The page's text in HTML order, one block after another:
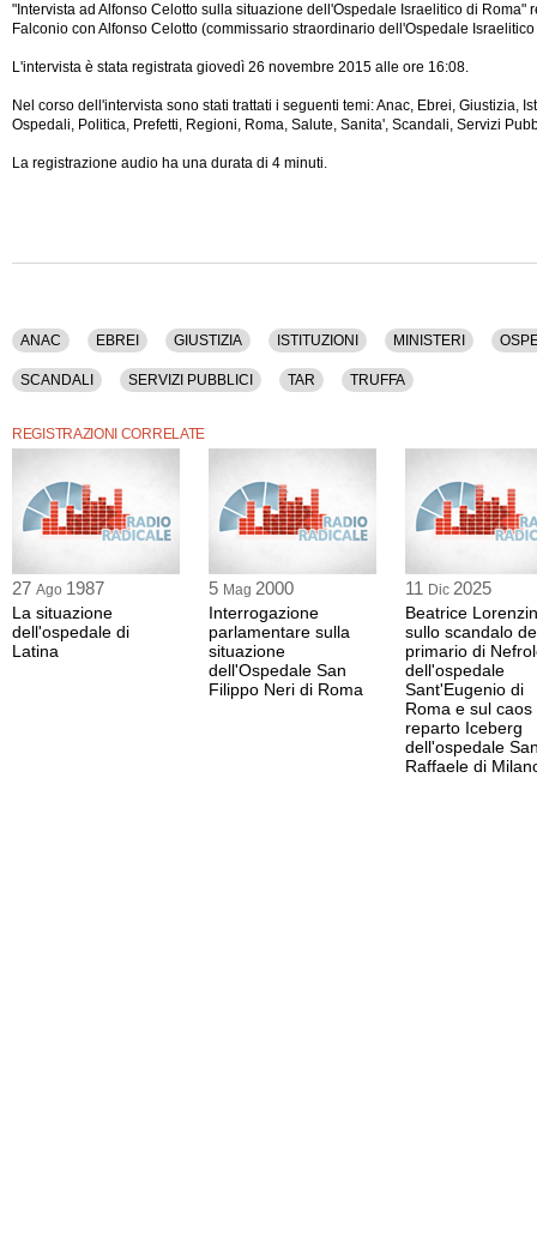
"Intervista ad Alfonso Celotto sulla situazione dell'Ospedale Israelitico di Roma"
Falconio con Alfonso Celotto (commissario straordinario dell'Ospedale
L'intervista è stata registrata giovedì 26 novembre 2015 alle ore 16:08.
Nel corso dell'intervista sono stati trattati i seguenti temi: Anac, Ebrei, Giustizia,
Ospedali, Politica, Prefetti, Regioni, Roma, Salute, Sanita', Scandali, Servizi
La registrazione audio ha una durata di 4 minuti.
ANAC EBREI GIUSTIZIA ISTITUZIONI MINISTERI
SCANDALI SERVIZI PUBBLICI TAR TRUFFA
REGISTRAZIONI CORRELATE
27 Ago 1987
La situazione
dell'ospedale di
Latina
5 Mag 2000
Interrogazione
parlamentare sulla
situazione
dell'Ospedale San
Filippo Neri di Roma
11 Dic 2025
Beatrice Lorenzin
sullo scandalo
primario di
dell'ospedale
Sant'Eugenio di
Roma e sul caos
reparto Iceberg
dell'ospedale
Raffaele di